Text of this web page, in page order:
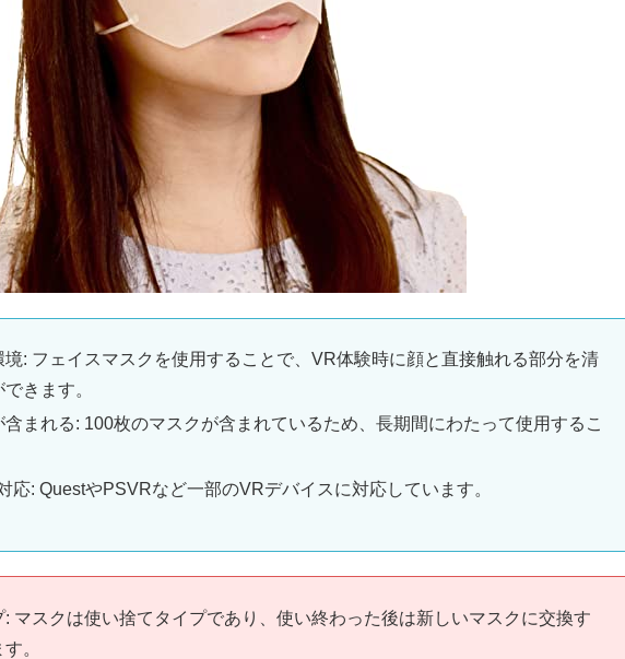
: フェイスマスクを使用することで、VR体験時に顔と直接触れる部分を清
きます。
まれる: 100枚のマスクが含まれているため、長期間にわたって使用するこ
応: QuestやPSVRなど一部のVRデバイスに対応しています。
マスクは使い捨てタイプであり、使い終わった後は新しいマスクに交換す
。